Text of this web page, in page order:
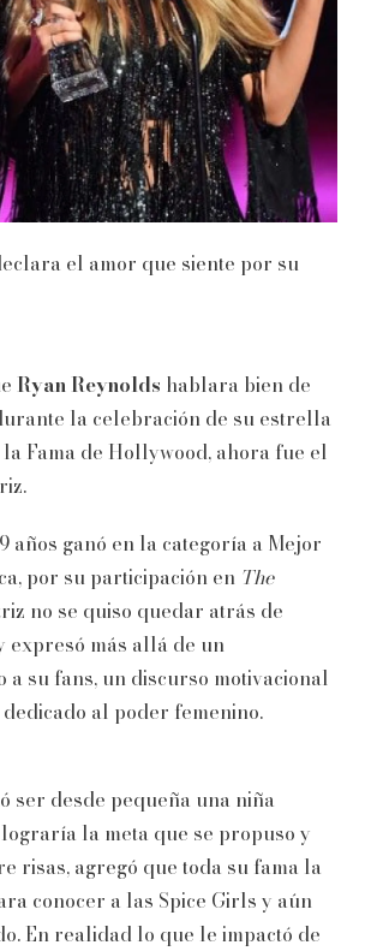
el amor que siente por su
Ryan Reynolds hablara bien de
la celebración de su estrella
la Fama de Hollywood, ahora fue el
años ganó en la categoría a Mejor
por su participación en The
no se quiso quedar atrás de
expresó más allá de un
a su fans, un discurso motivacional
al poder femenino.
ser desde pequeña una niña
la meta que se propuso y
risas, agregó que toda su fama la
conocer a las Spice Girls y aún
En realidad lo que le impactó de